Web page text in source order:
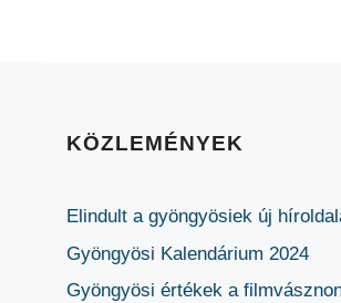
KÖZLEMÉNYEK
Elindult a gyöngyösiek új
Gyöngyösi Kalendárium 2024
Gyöngyösi értékek a